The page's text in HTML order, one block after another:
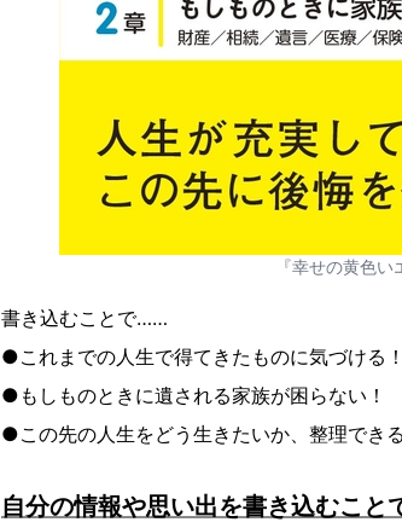
『幸せの黄色
書き込むことで……
●これまでの人生で得てきたものに気づける！
●もしものときに遺される家族が困らない！
●この先の人生をどう生きたいか、整理できる
自分の情報や思い出を書き込むこ